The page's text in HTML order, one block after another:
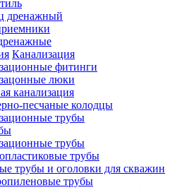
дренажный
Канализация
фитинги
люки
канализация
песчаные колодцы
трубы
трубы
трубы
трубы и оголовки для скважин
трубы